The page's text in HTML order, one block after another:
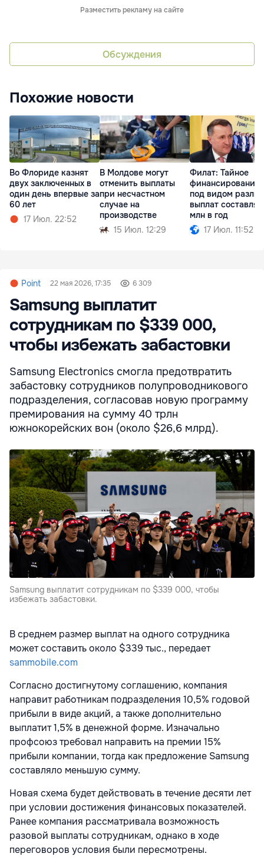
Разместить рекламу на сайте
Обсуждения
Похожие новости
Во Флориде казнят
двух заключенных в
один день впервые за
60 лет
17 Июл. 22:52
В Молдове могут
отменить выплаты
при несчастном
случае на
производстве
15 Июл. 12:29
Филат: Тайное
финансирование
под видом
выплат
млн в год
17 Июл. 11:52
Point 22 мая 2026, 17:35 6 309
Samsung выплатит
сотрудникам по $339 000,
чтобы избежать забастовки
Samsung Electronics смогла предотвратить
забастовку сотрудников полупроводникового
подразделения, согласовав новую программу
премирования на сумму 40 трлн
южнокорейских вон (около $26,6 млрд).
Samsung выплатит сотрудникам по $339 000, чтобы
избежать забастовки.
В среднем размер выплат на одного сотрудника
может составить около $339 тыс., передает
sammobile.com
Согласно достигнутому соглашению, компания
направит работникам подразделения 10,5% годовой
прибыли в виде акций, а также дополнительно
выплатит 1,5% в денежной форме. Изначально
профсоюз требовал направить на премии 15%
прибыли компании, тогда как предложение Samsung
составляло меньшую сумму.
Новая схема будет действовать в течение десяти лет
при условии достижения финансовых показателей.
Ранее компания рассматривала возможность
разовой выплаты сотрудникам, однако в ходе
переговоров условия были пересмотрены.